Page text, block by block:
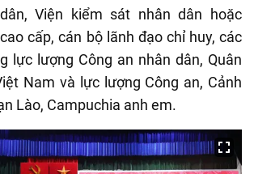
Viện kiểm sát nhân dân hoặc
cấp, cán bộ lãnh đạo chỉ huy, các
lực lượng Công an nhân dân, Quân
Nam và lực lượng Công an, Cảnh
Lào, Campuchia anh em.